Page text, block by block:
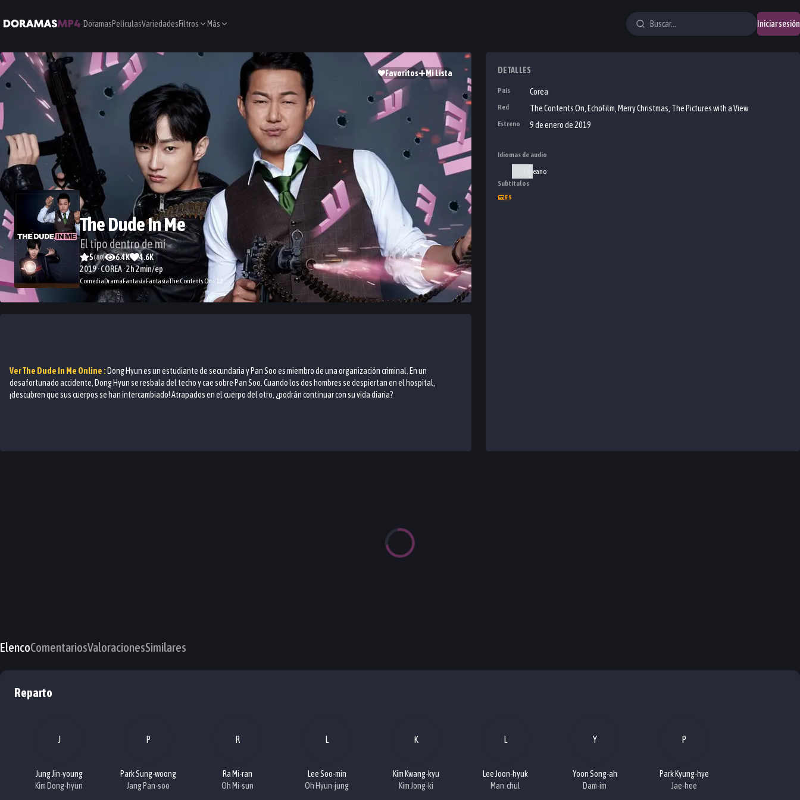
DoramasPelículasVariedadesFiltros Más Iniciar sesión
Favoritos Mi Lista
The Dude In Me
El tipo dentro de mí
5(80) 6.4K
4.6K
2019 · COREA · 2h 2min/ep
ComediaDramaFantasíaFantasiaThe Contents On+12
VerThe Dude In Me Online : Dong Hyun es un estudiante de secundaria y Pan Soo es miembro de una organización criminal. En un
desafortunado accidente, Dong Hyun se resbala del techo y cae sobre Pan Soo. Cuando los dos hombres se despiertan en el hospital,
¡descubren que sus cuerpos se han intercambiado! Atrapados en el cuerpo del otro, ¿podrán continuar con su vida diaria?
DETALLES
País Corea
Red The Contents On, EchoFilm, Merry Christmas, The Pictures with a View
Estreno 9 de enero de 2019
Idiomas de audio
Coreano
Subtítulos
ES
ElencoComentariosValoracionesSimilares
Reparto
J
Jung Jin-young
Kim Dong-hyun
P
Park Sung-woong
Jang Pan-soo
R
Ra Mi-ran
Oh Mi-sun
L
Lee Soo-min
Oh Hyun-jung
K
Kim Kwang-kyu
Kim Jong-ki
L
Lee Joon-hyuk
Man-chul
Y
Yoon Song-ah
Dam-im
P
Park Kyung-hye
Jae-hee